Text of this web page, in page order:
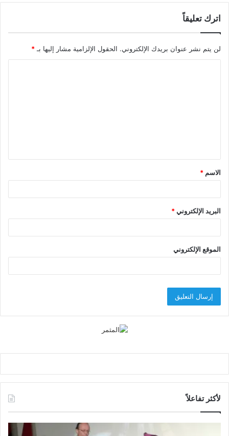
اترك تعليقاً
لن يتم نشر عنوان بريدك الإلكتروني. الحقول الإلزامية مشار إليها بـ *
ق
*
الاسم *
البريد الإلكتروني*
الموقع الإلكتروني
لأكثر تفاعلاً